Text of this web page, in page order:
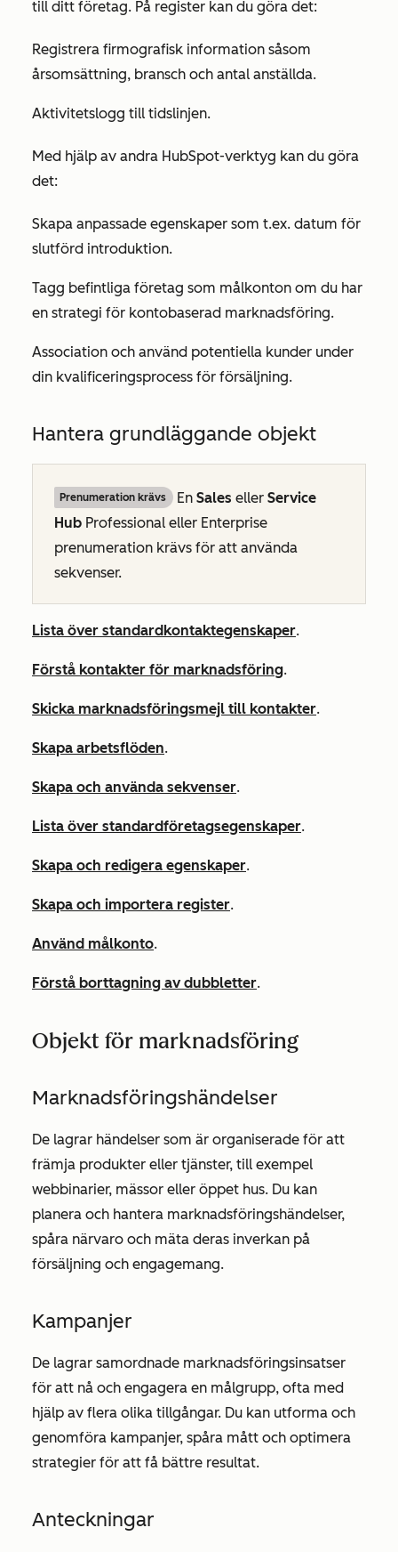
till ditt företag. På register kan du göra det:
Registrera firmografisk information såsom
årsomsättning, bransch och antal anställda.
Aktivitetslogg till tidslinjen.
Med hjälp av andra HubSpot-verktyg kan du göra
det:
Skapa anpassade egenskaper som t.ex. datum för
slutförd introduktion.
Tagg befintliga företag som målkonton om du har
en strategi för kontobaserad marknadsföring.
Association och använd potentiella kunder under
din kvalificeringsprocess för försäljning.
Hantera grundläggande objekt
Prenumeration krävs En Sales eller Service
Hub Professional eller Enterprise
prenumeration krävs för att använda
sekvenser.
Lista över standardkontaktegenskaper.
Förstå kontakter för marknadsföring.
Skicka marknadsföringsmejl till kontakter.
Skapa arbetsflöden.
Skapa och använda sekvenser.
Lista över standardföretagsegenskaper.
Skapa och redigera egenskaper.
Skapa och importera register.
Använd målkonto.
Förstå borttagning av dubbletter.
Objekt för marknadsföring
Marknadsföringshändelser
De lagrar händelser som är organiserade för att
främja produkter eller tjänster, till exempel
webbinarier, mässor eller öppet hus. Du kan
planera och hantera marknadsföringshändelser,
spåra närvaro och mäta deras inverkan på
försäljning och engagemang.
Kampanjer
De lagrar samordnade marknadsföringsinsatser
för att nå och engagera en målgrupp, ofta med
hjälp av flera olika tillgångar. Du kan utforma och
genomföra kampanjer, spåra mått och optimera
strategier för att få bättre resultat.
Anteckningar